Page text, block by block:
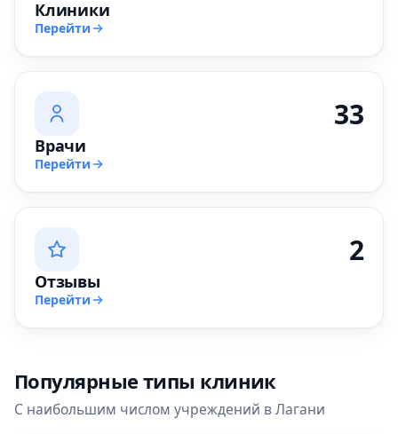
Клиники
Перейти
33
Врачи
Перейти
2
Отзывы
Перейти
Популярные типы клиник
С наибольшим числом учреждений в Лагани